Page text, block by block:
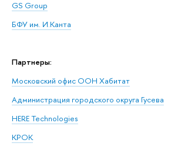
GS Group
БФУ им. И.Канта
Партнеры:
Московский офис ООН Хабитат
Администрация городского округа Гусева
HERE Technologies
КРОК